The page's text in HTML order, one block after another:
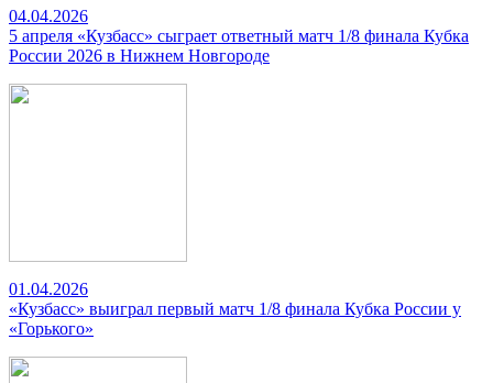
04.04.2026
5 апреля «Кузбасс» сыграет ответный матч 1/8 финала Кубка
России 2026 в Нижнем Новгороде
01.04.2026
«Кузбасс» выиграл первый матч 1/8 финала Кубка России у
«Горького»